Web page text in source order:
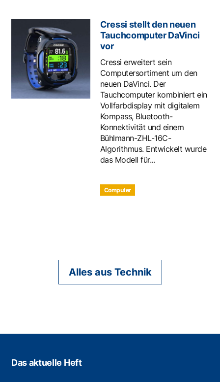
Cressi stellt den neuen
Tauchcomputer DaVinci
vor
Cressi erweitert sein
Computersortiment um den
neuen DaVinci. Der
Tauchcomputer kombiniert ein
Vollfarbdisplay mit digitalem
Kompass, Bluetooth-
Konnektivität und einem
Bühlmann-ZHL-16C-
Algorithmus. Entwickelt wurde
das Modell für...
Computer
Alles aus Technik
Das aktuelle Heft